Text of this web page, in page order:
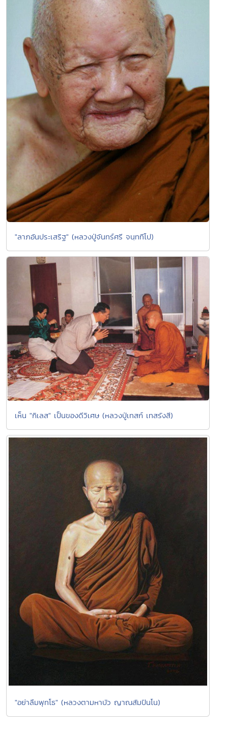
"ลาภอันประเสริฐ" (หลวงปู่จันทร์ศรี จนฺททีโป)
เห็น "กิเลส" เป็นของดีวิเศษ (หลวงปู่เทสก์ เทสรังสี)
"อย่าลืมพุทโธ" (หลวงตามหาบัว ญาณสัมปันโน)